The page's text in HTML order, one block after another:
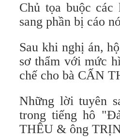
Chủ tọa buộc
sang phần bị cáo
Sau khi nghị án,
sơ thẩm với mức
chế cho bà CẤN
Những lời tuyên
trong tiếng hô
THÊU & ông